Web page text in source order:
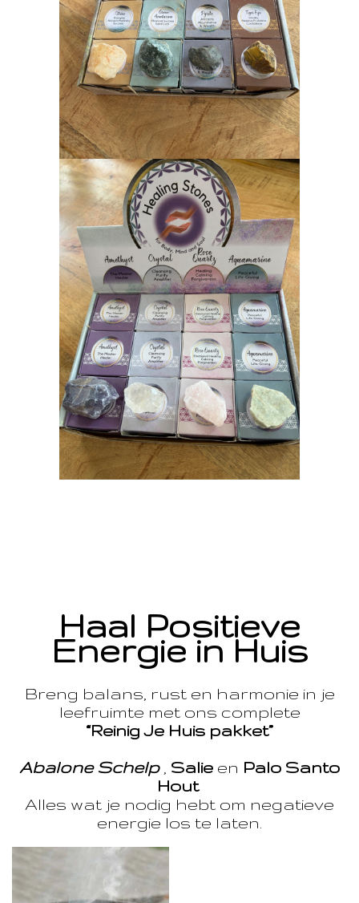
Haal Positieve
Energie in Huis
Breng balans, rust en harmonie in je
leefruimte met ons complete
“Reinig Je Huis pakket”
Abalone Schelp, Salie en Palo Santo
Hout
Alles wat je nodig hebt om negatieve
energie los te laten.